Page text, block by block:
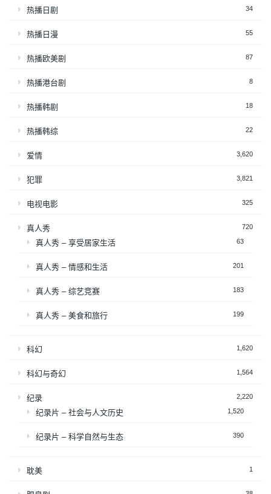
热播日剧 34
热播日漫 55
热播欧美剧 87
热播港台剧 8
热播韩剧 18
热播韩综 22
爱情 3,620
犯罪 3,821
电视电影 325
真人秀 720
真人秀 – 享受居家生活 63
真人秀 – 情感和生活 201
真人秀 – 综艺竞赛 183
真人秀 – 美食和旅行 199
科幻 1,620
科幻与奇幻 1,564
纪录 2,220
纪录片 – 社会与人文历史 1,520
纪录片 – 科学自然与生态 390
耽美 1